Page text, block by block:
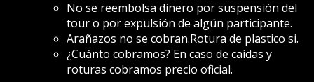
No se reembolsa dinero por suspensión del
tour o por expulsión de algún participante.
Arañazos no se cobran.Rotura de plastico si.
¿Cuánto cobramos? En caso de caídas y
roturas cobramos precio oficial.